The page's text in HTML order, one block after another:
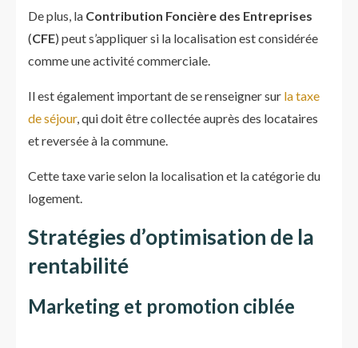
De plus, la Contribution Foncière des Entreprises
(CFE) peut s’appliquer si la localisation est considérée
comme une activité commerciale.
Il est également important de se renseigner sur la taxe
de séjour, qui doit être collectée auprès des locataires
et reversée à la commune.
Cette taxe varie selon la localisation et la catégorie du
logement.
Stratégies d’optimisation de la
rentabilité
Marketing et promotion ciblée